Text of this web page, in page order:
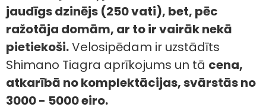
jaudīgs dzinējs (250 vati), bet, pēc
ražotāja domām, ar to ir vairāk nekā
pietiekoši.Velosipēdam ir uzstādīts
Shimano Tiagra aprīkojums un tā cena,
atkarībā no komplektācijas, svārstās no
3000 - 5000 eiro.